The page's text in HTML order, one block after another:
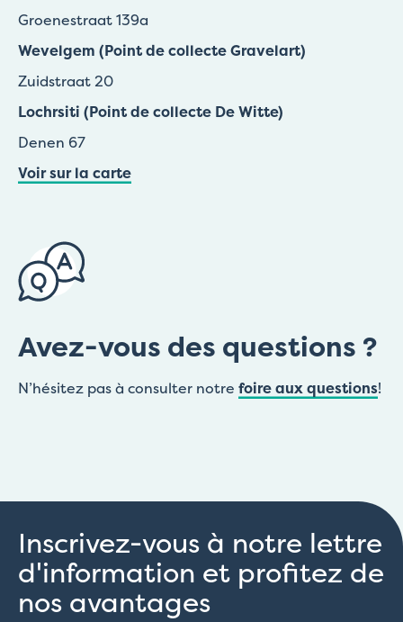
Groenestraat 139a
Wevelgem (Point de collecte Gravelart)
Zuidstraat 20
Lochrsiti (Point de collecte De Witte)
Denen 67
Voir sur la carte
Avez-vous des questions ?
N’hésitez pas à consulter notre foire aux questions!
Inscrivez-vous à notre lettre
d'information et profitez de
nos avantages